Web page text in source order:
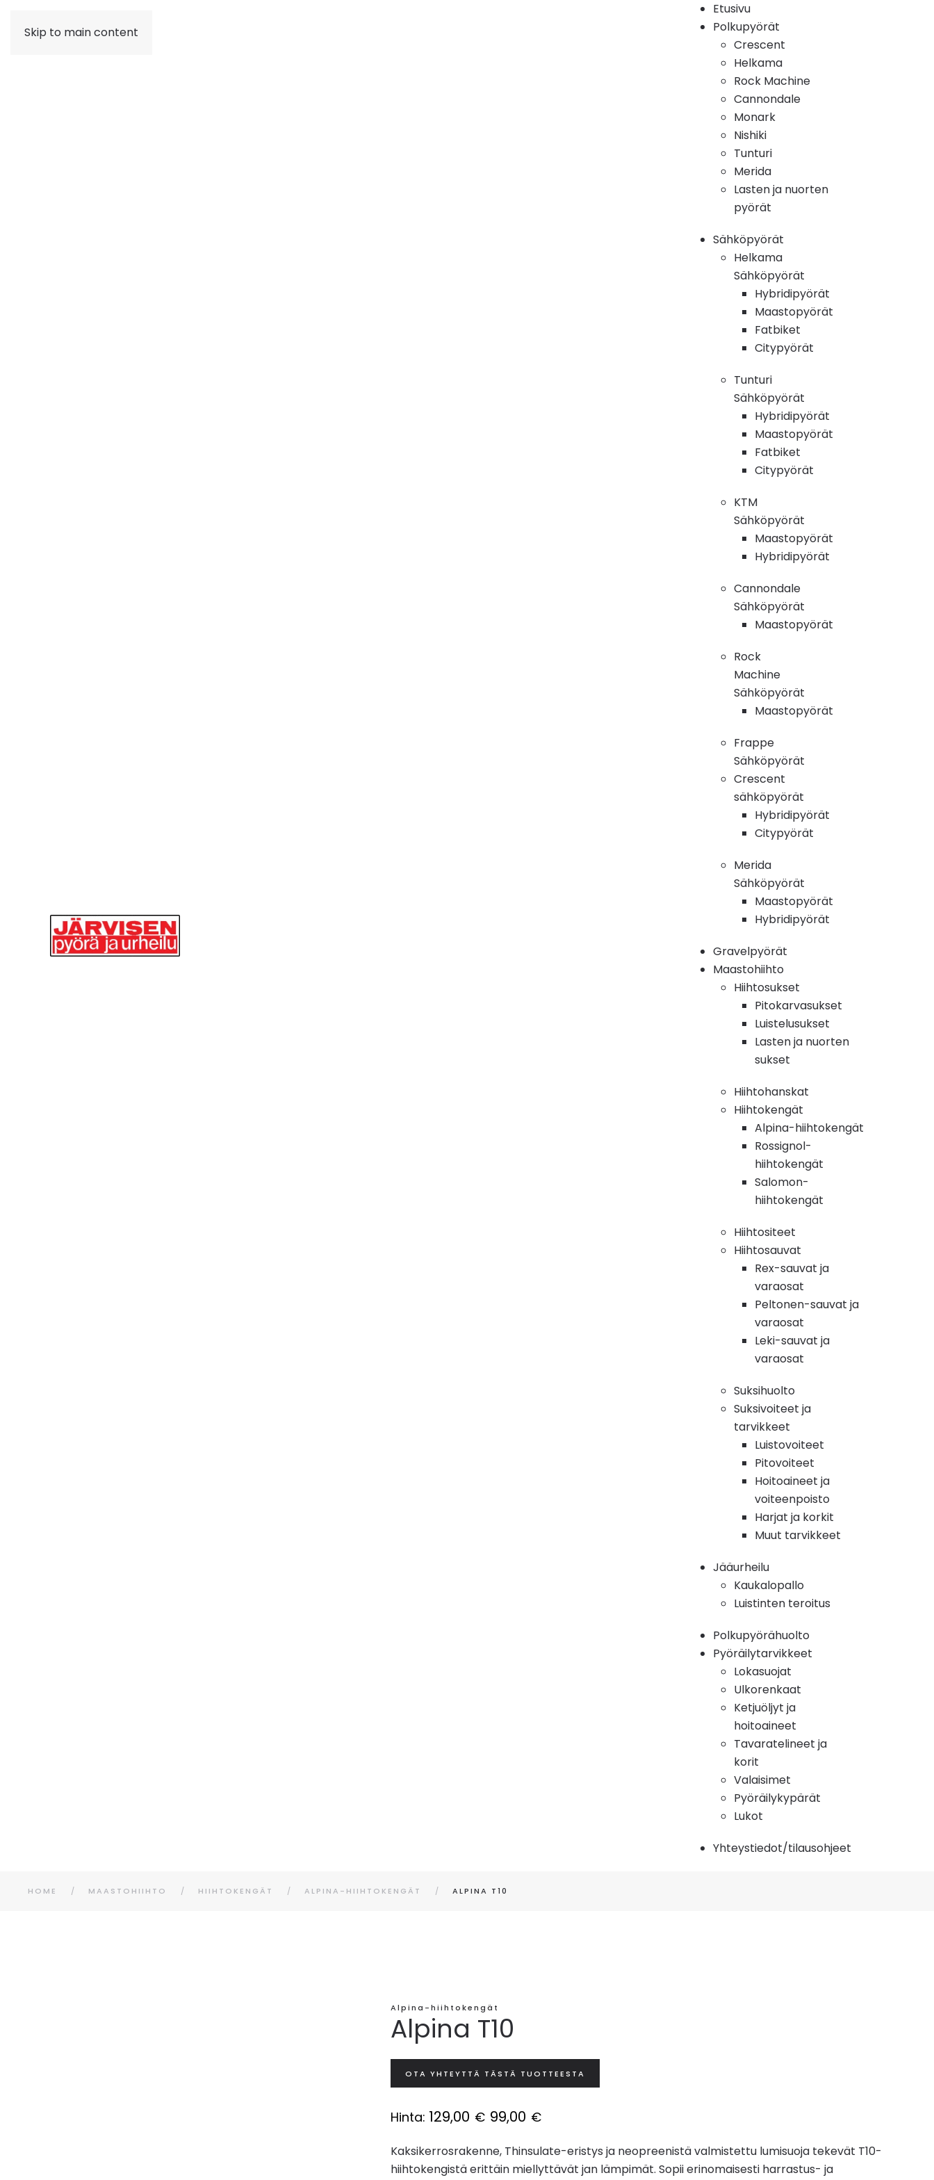
Skip to main content
Etusivu
Polkupyörät
Crescent
Helkama
Rock Machine
Cannondale
Monark
Nishiki
Tunturi
Merida
Lasten ja nuorten
pyörät
Sähköpyörät
Helkama
Sähköpyörät
Hybridipyörät
Maastopyörät
Fatbiket
Citypyörät
Tunturi
Sähköpyörät
Hybridipyörät
Maastopyörät
Fatbiket
Citypyörät
KTM
Sähköpyörät
Maastopyörät
Hybridipyörät
Cannondale
Sähköpyörät
Maastopyörät
Rock
Machine
Sähköpyörät
Maastopyörät
Frappe
Sähköpyörät
Crescent
sähköpyörät
Hybridipyörät
Citypyörät
Merida
Sähköpyörät
Maastopyörät
Hybridipyörät
Gravelpyörät
Maastohiihto
Hiihtosukset
Pitokarvasukset
Luistelusukset
Lasten ja nuorten
sukset
Hiihtohanskat
Hiihtokengät
Alpina-hiihtokengät
Rossignol-
hiihtokengät
Salomon-
hiihtokengät
Hiihtositeet
Hiihtosauvat
Rex-sauvat ja
varaosat
Peltonen-sauvat ja
varaosat
Leki-sauvat ja
varaosat
Suksihuolto
Suksivoiteet ja
tarvikkeet
Luistovoiteet
Pitovoiteet
Hoitoaineet ja
voiteenpoisto
Harjat ja korkit
Muut tarvikkeet
Jääurheilu
Kaukalopallo
Luistinten teroitus
Polkupyörähuolto
Pyöräilytarvikkeet
Lokasuojat
Ulkorenkaat
Ketjuöljyt ja
hoitoaineet
Tavaratelineet ja
korit
Valaisimet
Pyöräilykypärät
Lukot
Yhteystiedot/tilausohjeet
HOME MAASTOHIIHTO HIIHTOKENGÄT ALPINA-HIIHTOKENGÄT ALPINA T10
Alpina-hiihtokengät
Alpina T10
OTA YHTEYTTÄ TÄSTÄ TUOTTEESTA
Hinta: 129,00 € 99,00 €
Kaksikerrosrakenne, Thinsulate-eristys ja neopreenistä valmistettu lumisuoja tekevät T10-
hiihtokengistä erittäin miellyttävät jan lämpimät. Sopii erinomaisesti harrastus- ja